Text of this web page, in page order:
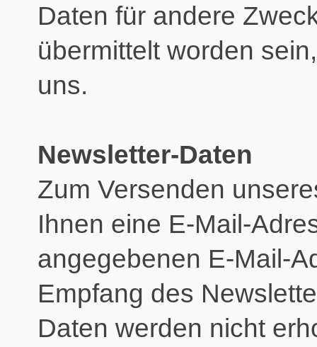
Daten für andere
übermittelt worden
uns.
Newsletter-Daten
Zum Versenden
Ihnen eine E-Mail-
angegebenen E-Mail-
Empfang des
Daten werden nicht